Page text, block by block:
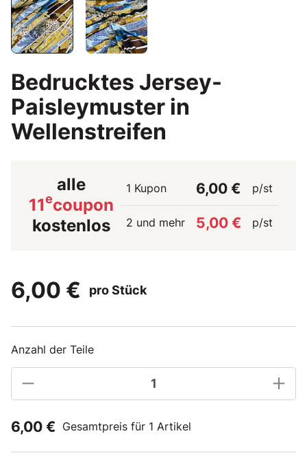
Bedrucktes Jersey-
Paisleymuster in
Wellenstreifen
alle
11ecoupon
kostenlos
1 Kupon 6,00 € p/st
2 und mehr 5,00 € p/st
6,00 € pro Stück
Anzahl der Teile
6,00 € Gesamtpreis für 1 Artikel